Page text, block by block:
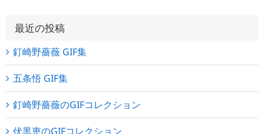
最近の投稿
釘崎野薔薇 GIF集
五条悟 GIF集
釘崎野薔薇のGIFコレクション
伏黒恵のGIFコレクション